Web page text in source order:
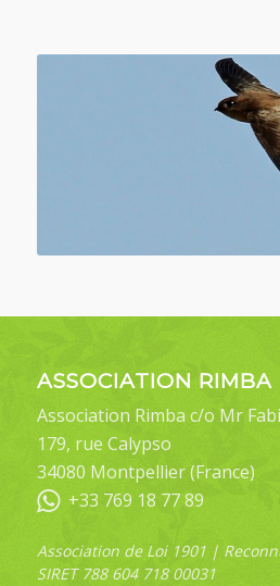
ASSOCIATION RIMBA
Association Rimba c/o Mr
179, rue Calypso
34080 Montpellier (France)
+33 769 18 77 89
Association de Loi 1901 |
SIRET 788 604 718 00031